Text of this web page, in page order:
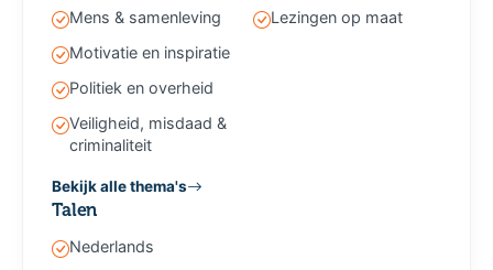
Mens & samenleving
Motivatie en inspiratie
Politiek en overheid
Veiligheid, misdaad &
criminaliteit
Bekijk alle thema's
Lezingen op maat
Talen
Nederlands